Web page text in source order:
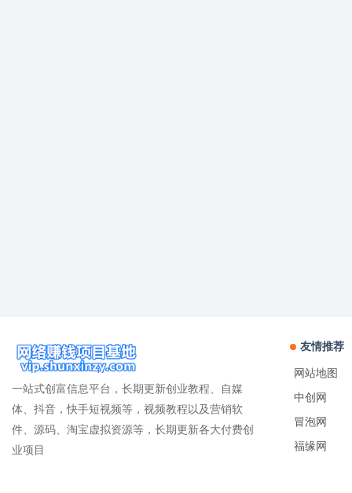
一站式创富信息平台，长期更新创业教程、自媒
体、抖音，快手短视频等，视频教程以及营销软
件、源码、淘宝虚拟资源等，长期更新各大付费创
业项目
友情推荐
网站地图
中创网
冒泡网
福缘网